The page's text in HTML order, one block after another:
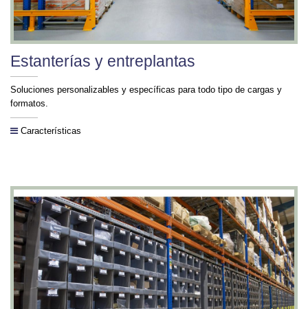
Estanterías y entreplantas
Soluciones personalizables y específicas para todo tipo de cargas y
formatos.
Características